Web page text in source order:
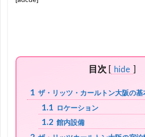
目次 [ hide ]
1 ザ・リッツ・カールトン大阪の基
1.1 ロケーション
1.2 館内設備